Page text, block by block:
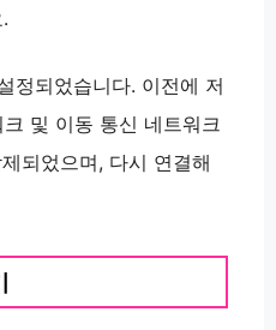
정되었습니다. 이전에 저
및 이동 통신 네트워크
되었으며, 다시 연결해